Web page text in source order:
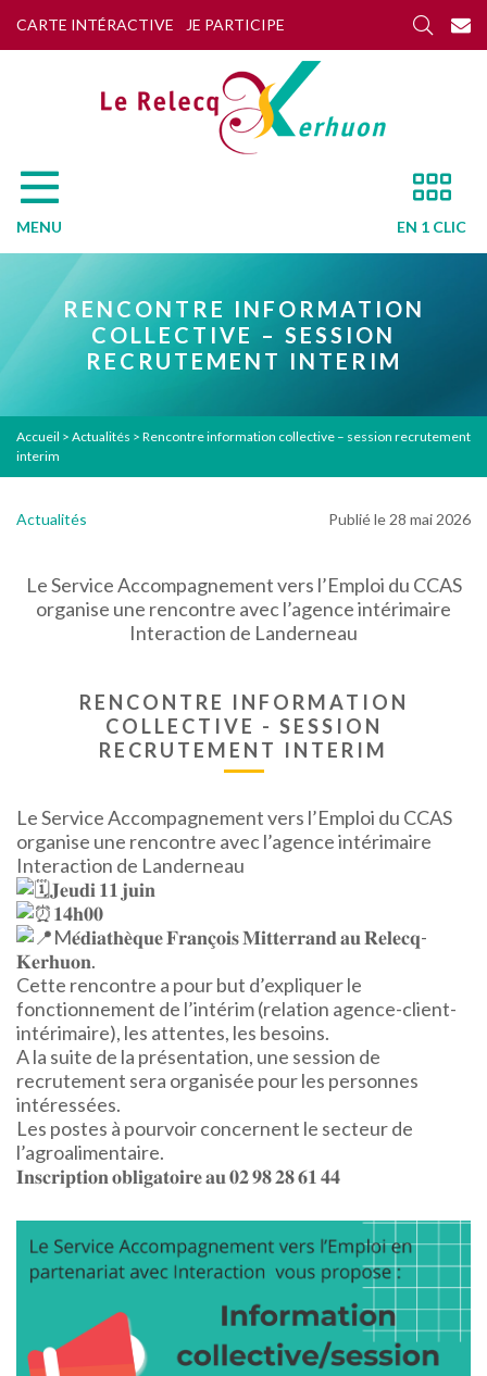
CARTE INTÉRACTIVE JE PARTICIPE
MENU EN 1 CLIC
RENCONTRE INFORMATION
COLLECTIVE – SESSION
RECRUTEMENT INTERIM
Accueil > Actualités > Rencontre information collective – session recrutement
interim
Actualités Publié le 28 mai 2026
Le Service Accompagnement vers l’Emploi du CCAS
organise une rencontre avec l’agence intérimaire
Interaction de Landerneau
RENCONTRE INFORMATION
COLLECTIVE - SESSION
RECRUTEMENT INTERIM
Le Service Accompagnement vers l’Emploi du CCAS
organise une rencontre avec l’agence intérimaire
Interaction de Landerneau
𝐉𝐞𝐮𝐝𝐢 𝟏𝟏 𝐣𝐮𝐢𝐧
𝟏𝟒𝐡𝟎𝟎
M𝐞́𝐝𝐢𝐚𝐭𝐡𝐞̀𝐪𝐮𝐞 𝐅𝐫𝐚𝐧𝐜̧𝐨𝐢𝐬 𝐌𝐢𝐭𝐭𝐞𝐫𝐫𝐚𝐧𝐝 𝐚𝐮 𝐑𝐞𝐥𝐞𝐜𝐪-
𝐊𝐞𝐫𝐡𝐮𝐨𝐧.
Cette rencontre a pour but d’expliquer le
fonctionnement de l’intérim (relation agence-client-
intérimaire), les attentes, les besoins.
A la suite de la présentation, une session de
recrutement sera organisée pour les personnes
intéressées.
Les postes à pourvoir concernent le secteur de
l’agroalimentaire.
𝐈𝐧𝐬𝐜𝐫𝐢𝐩𝐭𝐢𝐨𝐧 𝐨𝐛𝐥𝐢𝐠𝐚𝐭𝐨𝐢𝐫𝐞 𝐚𝐮 𝟎𝟐 𝟗𝟖 𝟐𝟖 𝟔𝟏 𝟒𝟒